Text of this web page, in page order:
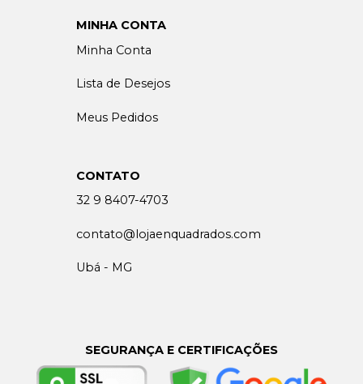
MINHA CONTA
Minha Conta
Lista de Desejos
Meus Pedidos
CONTATO
32 9 8407-4703
contato@lojaenquadrados.com
Ubá - MG
SEGURANÇA E CERTIFICAÇÕES